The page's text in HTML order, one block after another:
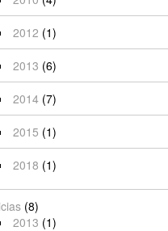
2012 (1)
2013 (6)
2014 (7)
2015 (1)
2018 (1)
(8)
2013 (1)